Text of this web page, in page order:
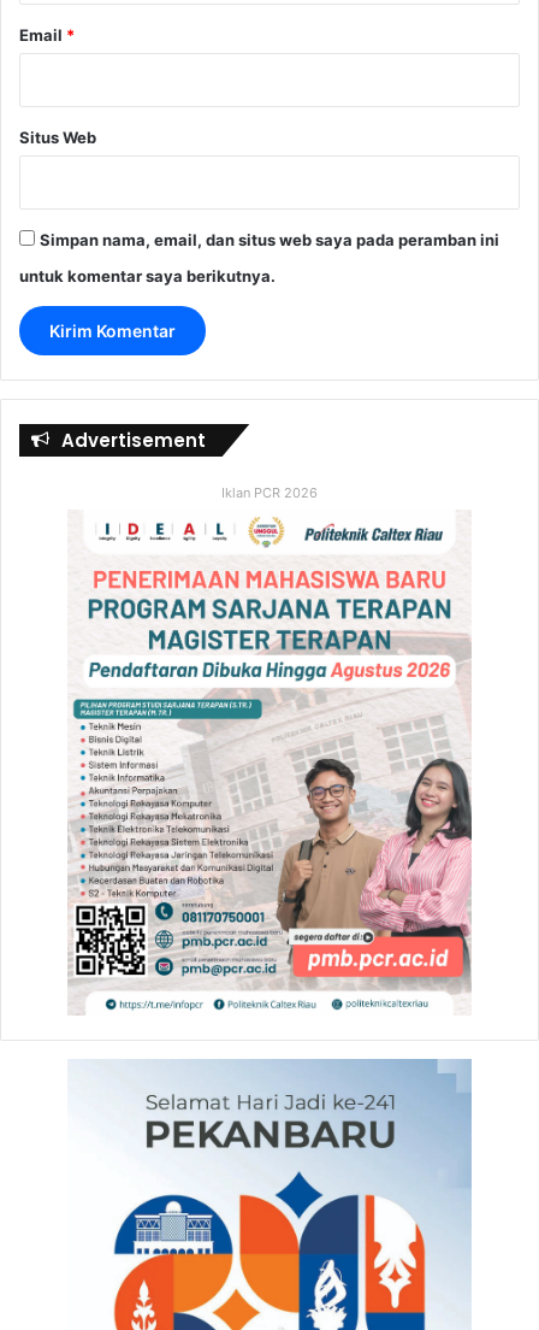
Email *
Situs Web
Simpan nama, email, dan situs web saya pada peramban ini
untuk komentar saya berikutnya.
Advertisement
Iklan PCR 2026